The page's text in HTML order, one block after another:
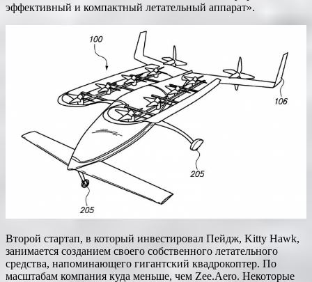
эффективный и компактный летательный аппарат».
Второй стартап, в который инвестировал Пейдж, Kitty Hawk,
занимается созданием своего собственного летательного
средства, напоминающего гигантский квадрокоптер. По
масштабам компания куда меньше, чем Zee.Aero. Некоторые